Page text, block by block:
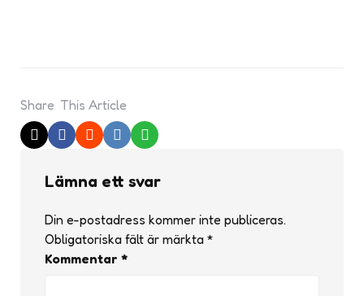
Share This Article
Lämna ett svar
Din e-postadress kommer inte publiceras.
Obligatoriska fält är märkta *
Kommentar *